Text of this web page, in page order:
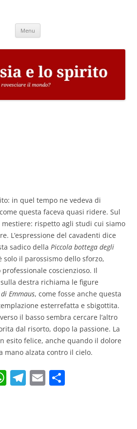
Menu
in quel tempo ne vedeva di
questa faceva quasi ridere. Sul
rispetto agli studi cui siamo
L’espressione del cavadenti dice
sadico della Piccola bottega degli
solo il parossismo dello sforzo,
professionale coscienzioso. Il
destra richiama le figure
di Emmaus, come fosse anche questa
esterrefatta e sbigottita.
il basso sembra cercare l’altro
dal risorto, dopo la passione. La
esito felice, anche quando il dolore
mano alzata contro il cielo.
W T E